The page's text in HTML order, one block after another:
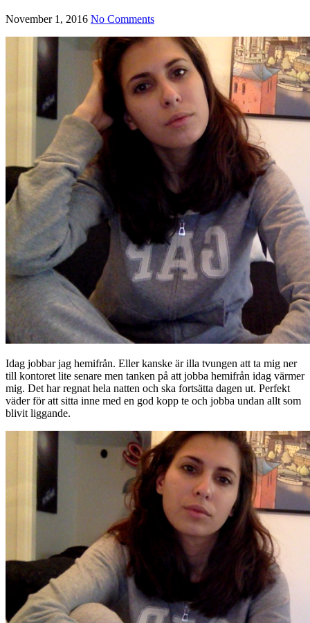
November 1, 2016 No Comments
Idag jobbar jag hemifrån. Eller kanske är illa tvungen att ta mig ner
till kontoret lite senare men tanken på att jobba hemifrån idag värmer
mig. Det har regnat hela natten och ska fortsätta dagen ut. Perfekt
väder för att sitta inne med en god kopp te och jobba undan allt som
blivit liggande.